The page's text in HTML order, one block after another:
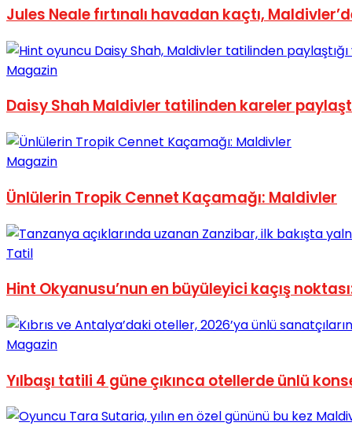
Jules Neale fırtınalı havadan kaçtı,
Magazin
Daisy Shah Maldivler tatilinden kareler
Magazin
Ünlülerin Tropik Cennet Kaçamağı: Maldivler
Tatil
Hint Okyanusu’nun en büyüleyici kaçış
Magazin
Yılbaşı tatili 4 güne çıkınca otellerde ünlü